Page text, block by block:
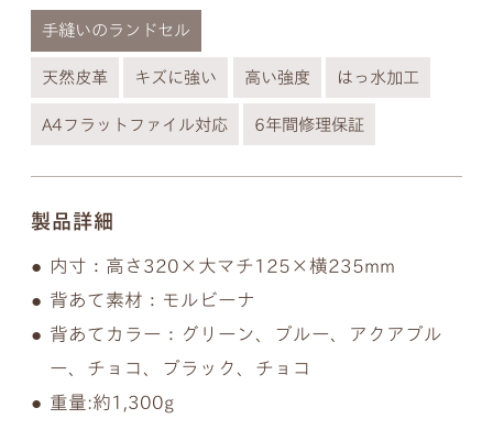
手縫いのランドセル
天然皮革 キズに強い 高い強度 はっ水加工
A4フラットファイル対応 6年間修理保証
製品詳細
内寸：高さ320×大マチ125×横235mm
背あて素材：モルビーナ
背あてカラー：グリーン、ブルー、アクアブル
ー、チョコ、ブラック、チョコ
重量:約1,300g